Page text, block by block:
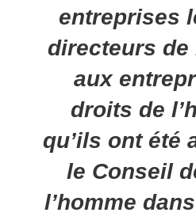
entreprises
directeurs de
aux
droits de
qu’ils ont été
le Conseil
l’homme